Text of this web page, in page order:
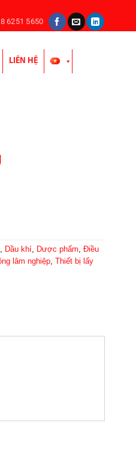
6251 5650
LIÊN HỆ
Dầu khí Dược phẩm ,Điều
lâm nghiệp ,Thiết bị lấy